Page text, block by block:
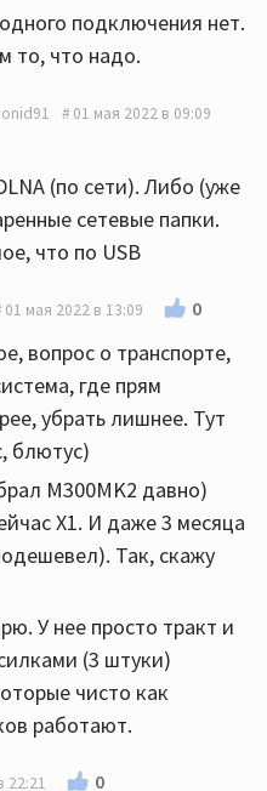
подключения нет.
то, что надо.
01 мая 2022 в 09:09
(по сети). Либо (уже
сетевые папки.
что по USB
01 мая 2022 в 13:09 0
вопрос о транспорте,
где прям
убрать лишнее. Тут
блютус)
M300MK2 давно)
X1. И даже 3 месяца
Так, скажу
У нее просто тракт и
(3 штуки)
чисто как
работают.
22:21 0